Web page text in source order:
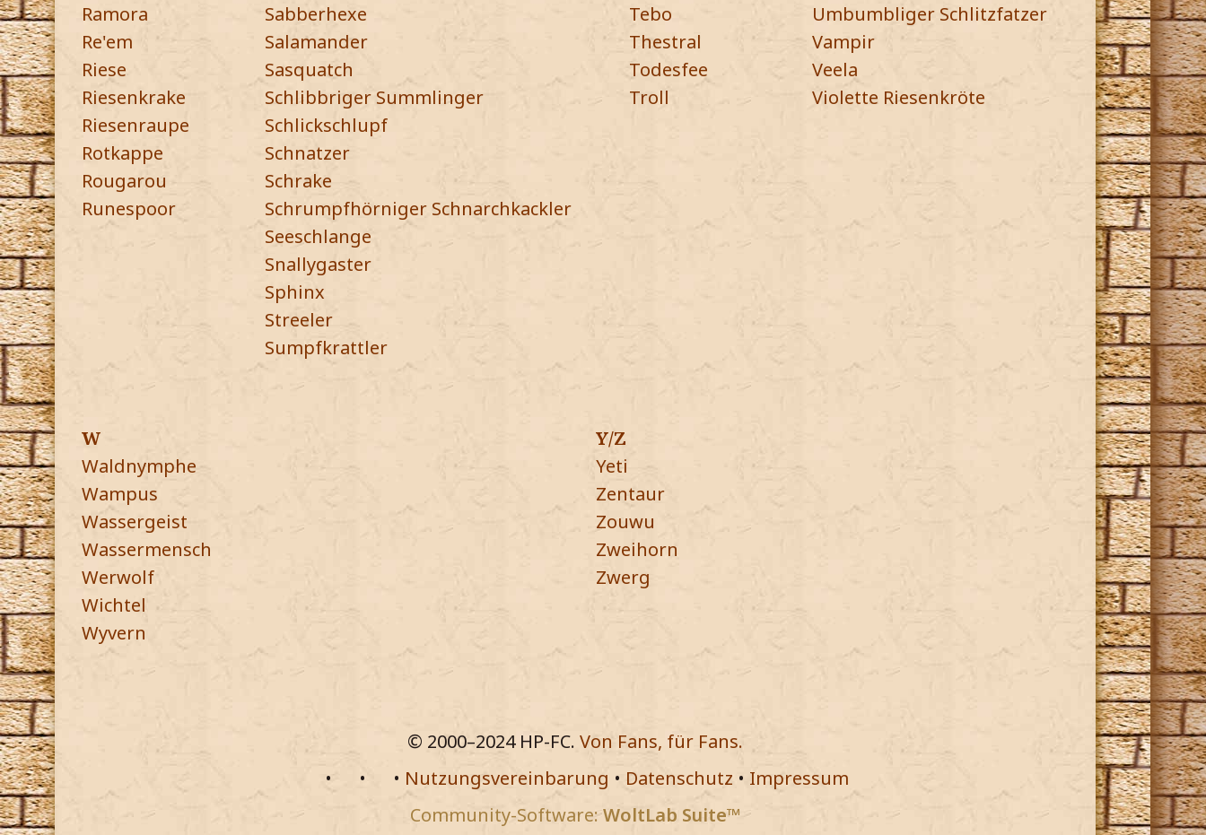
Ramora
Re'em
Riese
Riesenkrake
Riesenraupe
Rotkappe
Rougarou
Runespoor
Sabberhexe
Salamander
Sasquatch
Schlibbriger Summlinger
Schlickschlupf
Schnatzer
Schrake
Schrumpfhörniger Schnarchkackler
Seeschlange
Snallygaster
Sphinx
Streeler
Sumpfkrattler
Tebo
Thestral
Todesfee
Troll
Umbumbliger Schlitzfatzer
Vampir
Veela
Violette Riesenkröte
W
Waldnymphe
Wampus
Wassergeist
Wassermensch
Werwolf
Wichtel
Wyvern
Y/Z
Yeti
Zentaur
Zouwu
Zweihorn
Zwerg
© 2000–2024 HP-FC. Von Fans, für Fans.
•
• • Nutzungsvereinbarung • Datenschutz • Impressum
Community-Software:WoltLab Suite™